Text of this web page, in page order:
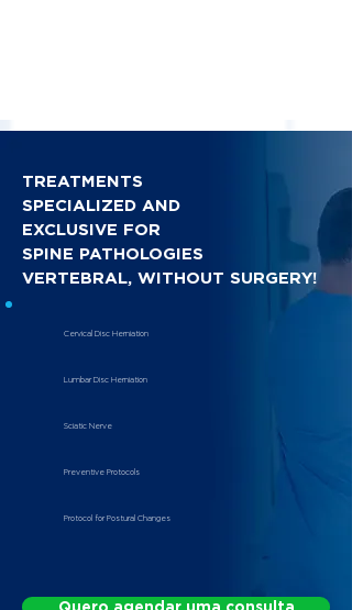
TREATMENTS
SPECIALIZED AND
EXCLUSIVE FOR
SPINE PATHOLOGIES
VERTEBRAL, WITHOUT SURGERY!
Cervical Disc Herniation
Lumbar Disc Herniation
Sciatic Nerve
Preventive Protocols
Protocol for Postural Changes